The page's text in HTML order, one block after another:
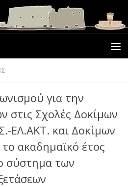
για την
στις Σχολές Δοκίμων
ΕΛ.ΑΚΤ. και Δοκίμων
ακαδημαϊκό έτος
σύστημα των